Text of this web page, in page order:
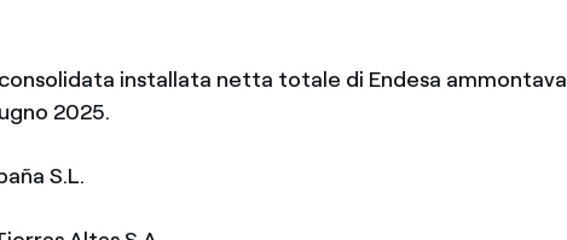
installata netta totale di Endesa ammontava
2025.
S.L.